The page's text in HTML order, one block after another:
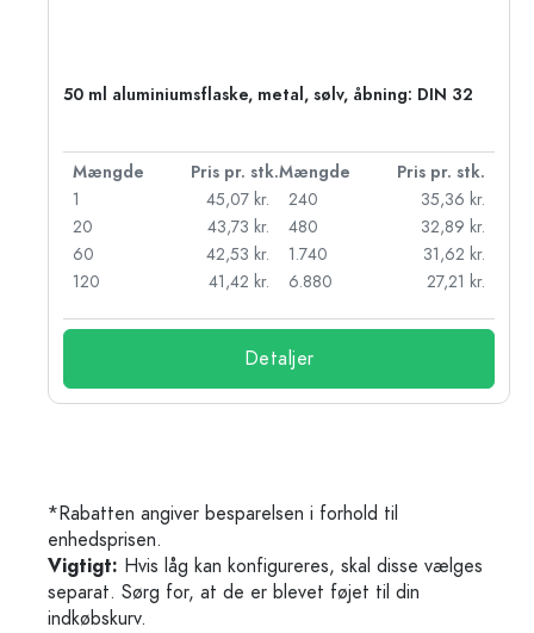
50 ml aluminiumsflaske, metal, sølv, åbning: DIN 32
Mængde Pris pr. stk.Mængde
Pris pr. stk.
1
45,07 kr.
20
43,73 kr.
60
42,53 kr.
120
41,42 kr.
240
35,36 kr.
480
32,89 kr.
1.740
31,62 kr.
6.880
27,21 kr.
Detaljer
*Rabatten angiver besparelsen i forhold til
enhedsprisen.
Vigtigt: Hvis låg kan konfigureres, skal disse vælges
separat. Sørg for, at de er blevet føjet til din
indkøbskurv.